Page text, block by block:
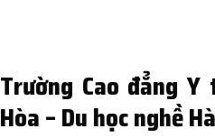
Trường Cao đẳng
Hòa – Du học nghề